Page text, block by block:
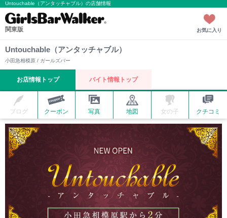
Untouchable（アンタッチャブル）の店舗情報
関東版 お気に入り
Untouchable（アンタッチャブル）
小田急相模原 / ガールズバー
お店情報トップ バイト情報トップ
ブログ クーポン 写真 地図 女の子 クチコミ